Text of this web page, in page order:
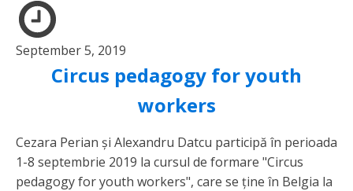
September 5, 2019
Circus pedagogy for youth
workers
Cezara Perian și Alexandru Datcu participă în perioada
1-8 septembrie 2019 la cursul de formare "Circus
pedagogy for youth workers", care se ține în Belgia la